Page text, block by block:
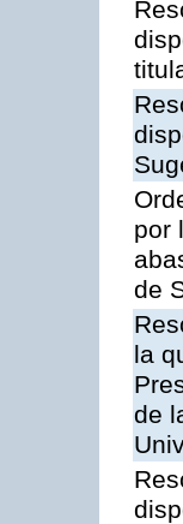
por
de
la
de